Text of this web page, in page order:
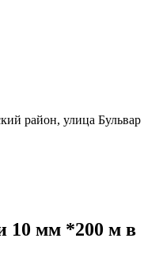
район, улица Бульвар
10 мм *200 м в